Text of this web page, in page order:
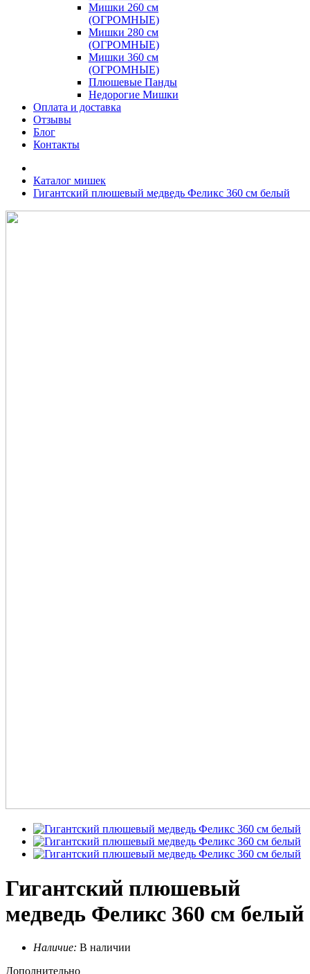
Мишки 260 см
(ОГРОМНЫЕ)
Мишки 280 см
(ОГРОМНЫЕ)
Мишки 360 см
(ОГРОМНЫЕ)
Плюшевые Панды
Недорогие Мишки
Оплата и доставка
Отзывы
Блог
Контакты
Каталог мишек
Гигантский плюшевый медведь Феликс 360 см белый
Гигантский плюшевый
медведь Феликс 360 см белый
Наличие: В наличии
Дополнительно